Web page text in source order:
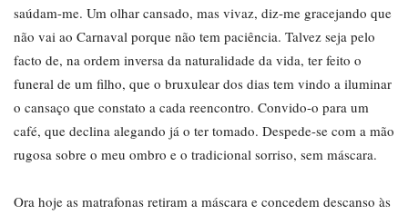
saúdam-me. Um olhar cansado, mas vivaz, diz-me gracejando que
não vai ao Carnaval porque não tem paciência. Talvez seja pelo
facto de, na ordem inversa da naturalidade da vida, ter feito o
funeral de um filho, que o bruxulear dos dias tem vindo a iluminar
o cansaço que constato a cada reencontro. Convido-o para um
café, que declina alegando já o ter tomado. Despede-se com a mão
rugosa sobre o meu ombro e o tradicional sorriso, sem máscara.
Ora hoje as matrafonas retiram a máscara e concedem descanso às